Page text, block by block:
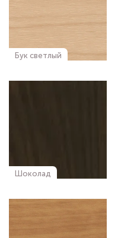
Бук светлый
Шоколад